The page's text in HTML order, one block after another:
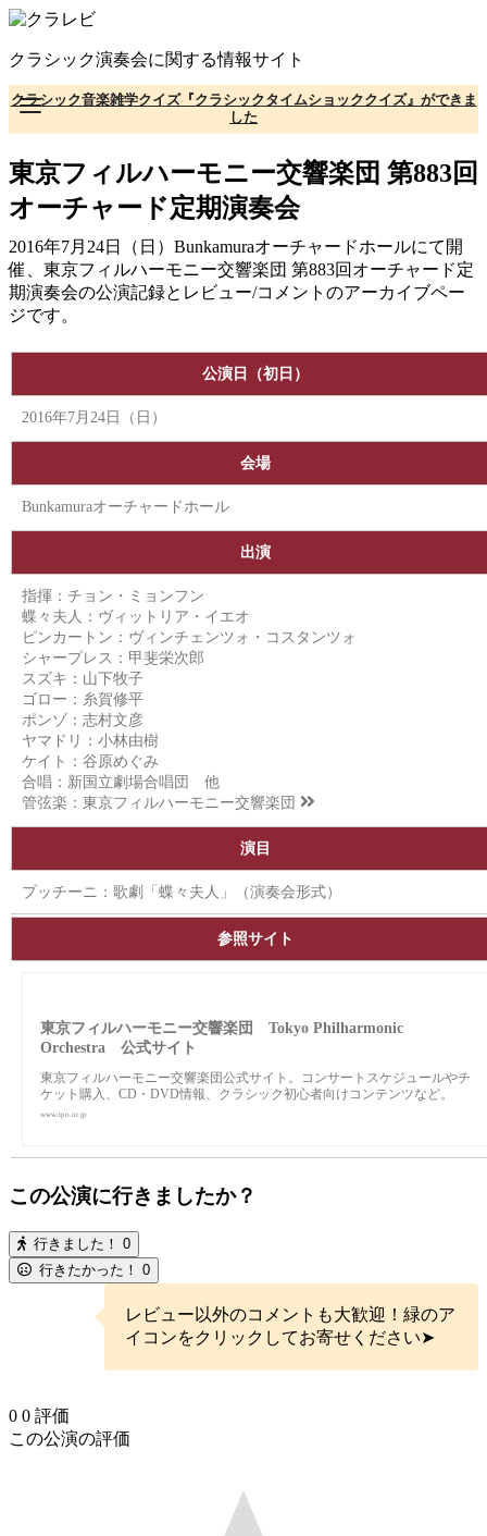
コ
テ
ン
ツ
へ
移
動
クラシック演奏会に関する情報サイト
クラシック音楽雑学クイズ『クラシックタイムショッククイズ』ができま
した
東京フィルハーモニー交響楽団 第883回
オーチャード定期演奏会
2016年7月24日（日）Bunkamuraオーチャードホールにて開
催、東京フィルハーモニー交響楽団 第883回オーチャード定
期演奏会の公演記録とレビュー/コメントのアーカイブペー
ジです。
公演日（初日）
2016年7月24日（日）
会場
Bunkamuraオーチャードホール
出演
指揮：チョン・ミョンフン
蝶々夫人：ヴィットリア・イエオ
ピンカートン：ヴィンチェンツォ・コスタンツォ
シャープレス：甲斐栄次郎
スズキ：山下牧子
ゴロー：糸賀修平
ポンゾ：志村文彦
ヤマドリ：小林由樹
ケイト：谷原めぐみ
合唱：新国立劇場合唱団 他
管弦楽： 東京フィルハーモニー交響楽団
演目
プッチーニ：歌劇「蝶々夫人」（演奏会形式）
参照サイト
東京フィルハーモニー交響楽団 Tokyo Philharmonic
Orchestra 公式サイト
東京フィルハーモニー交響楽団公式サイト。コンサートスケジュールやチ
ケット購入、CD・DVD情報、クラシック初心者向けコンテンツなど。
www.tpo.or.jp
この公演に行きましたか？
行きました！ 0
行きたかった！ 0
レビュー以外のコメントも大歓迎！緑のア
イコンをクリックしてお寄せください➤
0 0 評価
この公演の評価